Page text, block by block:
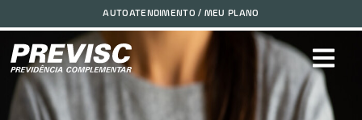
AUTOATENDIMENTO / MEU PLANO
Aposentados: Prevenção e Combate ao Fumo!2024-08-15